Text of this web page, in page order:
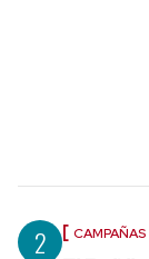
2 CAMPAÑAS